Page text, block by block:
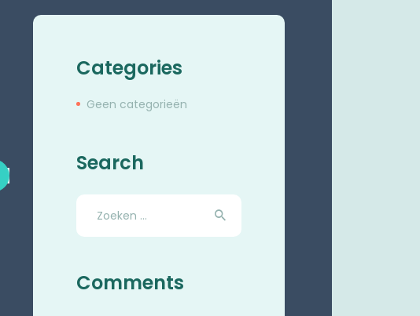
Categories
Geen categorieën
Search
Zoeken
naar:
Comments